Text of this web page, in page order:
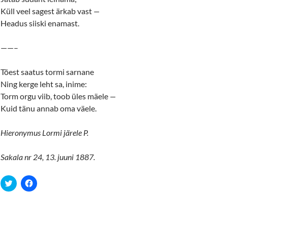
Küll veel sagest ärkab vast —
Headus siiski enamast.
——–
Tõest saatus tormi sarnane
Ning kerge leht sa, inime:
Torm orgu viib, toob üles mäele —
Kuid tänu annab oma väele.
Hieronymus Lormi järele P.
Sakala nr 24, 13. juuni 1887.
C
l
C
l